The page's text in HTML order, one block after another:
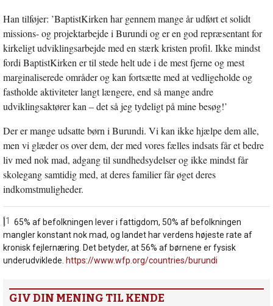
Han tilføjer: ’BaptistKirken har gennem mange år udført et solidt
missions- og projektarbejde i Burundi og er en god repræsentant for
kirkeligt udviklingsarbejde med en stærk kristen profil. Ikke mindst
fordi BaptistKirken er til stede helt ude i de mest fjerne og mest
marginaliserede områder og kan fortsætte med at vedligeholde og
fastholde aktiviteter langt længere, end så mange andre
udviklingsaktører kan – det så jeg tydeligt på mine besøg!’
Der er mange udsatte børn i Burundi. Vi kan ikke hjælpe dem alle,
men vi glæder os over dem, der med vores fælles indsats får et bedre
liv med nok mad, adgang til sundhedsydelser og ikke mindst får
skolegang samtidig med, at deres familier får øget deres
indkomstmuligheder.
[1]
65% af befolkningen lever i fattigdom, 50% af befolkningen
mangler konstant nok mad, og landet har verdens højeste rate af
kronisk fejlernæring. Det betyder, at 56% af børnene er fysisk
underudviklede. https://www.wfp.org/countries/burundi
GIV DIN MENING TIL KENDE